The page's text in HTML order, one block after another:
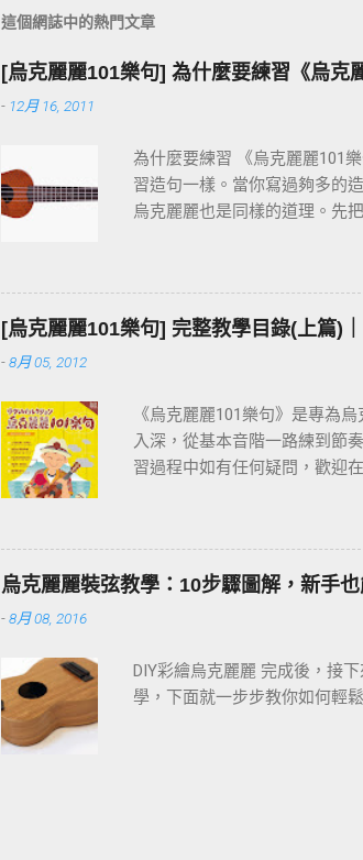
這個網誌中的熱門文章
[烏克麗麗101樂句] 為什麼要練習《烏克
- 12月 16, 2011
為什麼要練習 《烏克麗麗101
習造句一樣。當你寫過夠多的
烏克麗麗也是同樣的道理。先
[烏克麗麗101樂句] 完整教學目錄(上篇)
-8月 05, 2012
《烏克麗麗101樂句》是專為
入深，從基本音階一路練到節
習過程中如有任何疑問，歡迎
烏克麗麗裝弦教學：10步驟圖解，新手
-8月 08, 2016
DIY彩繪烏克麗麗 完成後，接
學，下面就一步步教你如何輕